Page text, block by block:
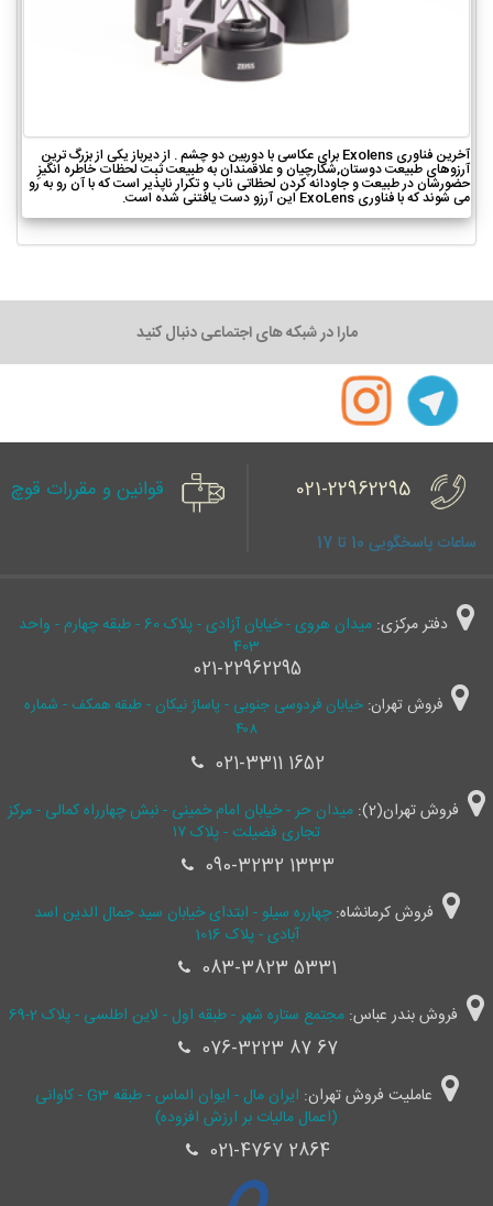
آخرین فناوری Exolens برای عکاسی با دوربین دو چشم . از دیرباز یکی از بزرگ ترین
آرزوهای طبیعت دوستان,شکارچیان و علاقمندان به طبیعت ثبت لحظات خاطره انگیزِ
حضورشان در طبیعت و جاودانه کردن لحظاتی ناب و تکرار ناپذیر است که با آن رو به رو
می شوند که با فناوری ExoLens این آرزو دست یافتنی شده است.
مارا در شبکه های اجتماعی دنبال کنید
021-22962295
ساعات پاسخگویی 10 تا 17
قوانین و مقررات قوچ
دفتر مرکزی:
میدان هروی - خیابان آزادی - پلاک 60 - طبقه چهارم - واحد
403
021-22962295
فروش تهران: خیابان فردوسی جنوبی - پاساژ نیکان - طبقه همکف - شماره
۴۰۸
021-3311 1652
فروش تهران(2):
میدان حر - خیابان امام خمینی - نبش چهارراه کمالی - مرکز
تجاری فضیلت - پلاک ۱۷
090-3232 1333
فروش کرمانشاه:چهارره سیلو - ابتدای خیابان سید جمال ‌الدین اسد
آبادی - پلاک 1016
083-3823 5331
فروش بندر عباس: مجتمع ستاره شهر - طبقه اول - لاین اطلسی - پلاک 2-69
076-3223 87 67
عاملیت فروش تهران:
ایران مال - ایوان الماس - طبقه G3 - کاوانی
(اعمال مالیات بر ارزش افزوده)
021-4767 2864